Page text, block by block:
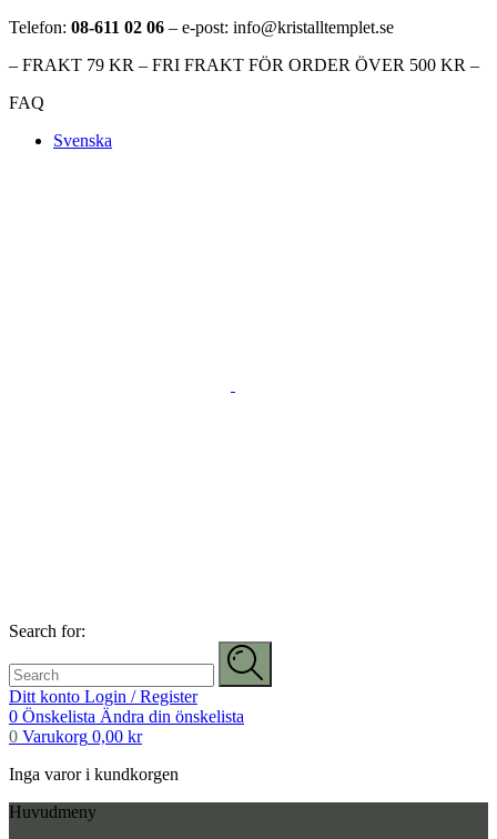
Telefon: 08-611 02 06 – e-post: info@kristalltemplet.se
– FRAKT 79 KR – FRI FRAKT FÖR ORDER ÖVER 500 KR –
FAQ
Svenska
Search for:
Ditt konto Login / Register
0 Önskelista Ändra din önskelista
0 Varukorg 0,00 kr
Inga varor i kundkorgen
Huvudmeny